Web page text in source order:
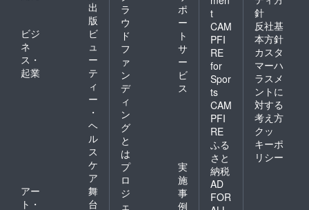
出
版
ビジ
ネ
ス・
起業
ビ
ュ
ー
テ
ィ
ー
・
ヘ
ル
ス
ケ
ア
アー
ト・
舞
台
ラ
ウ
ド
フ
ァ
ン
デ
ィ
ン
グ
と
は
ポ
ー
ト
サ
ー
ビ
ス
プ
ロ
ジ
ェ
実
施
事
例
t
CAM
PFI
RE
for
Spor
ts
CAM
PFI
RE
ふる
さと
納税
AD
FOR
針
反社基
本方針
カスタ
マーハ
ラスメ
ントに
対する
考え方
クッ
キーポ
リシー